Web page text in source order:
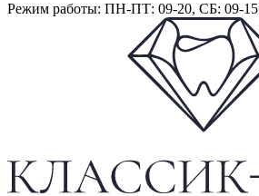
Режим работы: ПН-ПТ: 09-20, СБ: 09-15